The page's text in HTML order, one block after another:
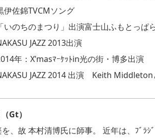
伊佐錦TVCMソング
いのちのまつり」出演富士山ふもとっぱ
JAZZ 2013出演
年：X’masﾏｰｹｯﾄin光の街・博多出演
JAZZ 2014 出演 Keith Middleton
Gt）
を、故 本村清博氏に師事。 近年は、ﾌﾞﾗ